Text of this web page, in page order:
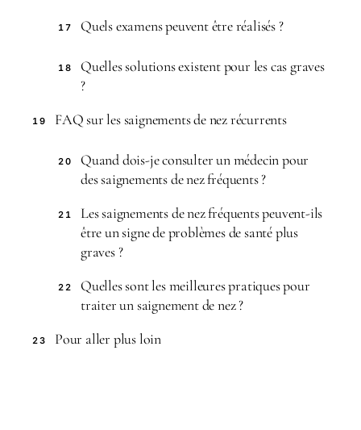
17 Quels examens peuvent être réalisés ?
18
Quelles solutions existent pour les cas graves
?
19 FAQ sur les saignements de nez récurrents
20
Quand dois-je consulter un médecin pour
des saignements de nez fréquents ?
21
Les saignements de nez fréquents peuvent-ils
être un signe de problèmes de santé plus
graves ?
22
Quelles sont les meilleures pratiques pour
traiter un saignement de nez ?
23 Pour aller plus loin